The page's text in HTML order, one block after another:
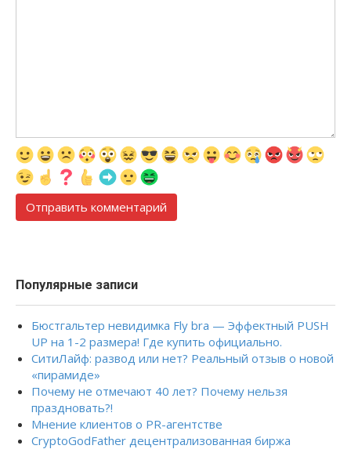
Популярные записи
Бюстгальтер невидимка Fly bra — Эффектный PUSH
UP на 1-2 размера! Где купить официально.
СитиЛайф: развод или нет? Реальный отзыв о новой
«пирамиде»
Почему не отмечают 40 лет? Почему нельзя
праздновать?!
Мнение клиентов о PR-агентстве
CryptoGodFather децентрализованная биржа